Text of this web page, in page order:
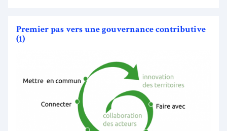
Premier pas vers une gouvernance contributive
(1)